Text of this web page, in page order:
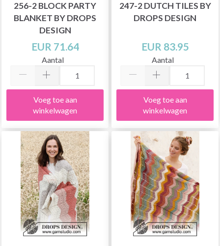
256-2 BLOCK PARTY
BLANKET BY DROPS
DESIGN
EUR 71.64
Aantal
Voeg toe aan
winkelwagen
247-2 DUTCH TILES BY
DROPS DESIGN
EUR 83.95
Aantal
Voeg toe aan
winkelwagen